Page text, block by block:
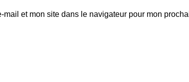
mail et mon site dans le navigateur pour mon